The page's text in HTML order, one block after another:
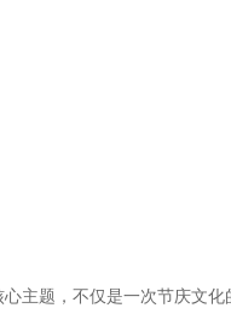
主题，不仅是一次节庆文